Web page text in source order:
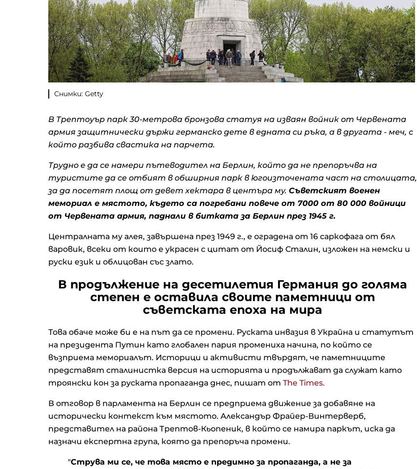
Снимки: Getty
В Трептоуър парк 30-метрова бронзова статуя на изваян войник от Червената
армия защитнически държи германско дете в едната си ръка, а в другата - меч, с
който разбива свастика на парчета.
Трудно е да се намери пътеводител на Берлин, който да не препоръчва на
туристите да се отбият в обширния парк в югоизточената част на столицата,
за да посетят площ от девет хектара в центъра му. Съветският военен
мемориал е мястото, където са погребани повече от 7000 от 80 000 войници
от Червената армия, паднали в битката за Берлин през 1945 г.
Централната му алея, завършена през 1949 г., е оградена от 16 саркофага от бял
варовик, всеки от които е украсен с цитат от Йосиф Сталин, изложен на немски и
руски език и облицован със злато.
В продължение на десетилетия Германия до голяма
степен е оставила своите паметници от
съветската епоха на мира
Това обаче може би е на път да се промени. Руската инвазия в Украйна и статутът
на президента Путин като глобален пария промениха начина, по който се
възприема мемориалът. Историци и активисти твърдят, че паметниците
представят сталинистка версия на историята и продължават да служат като
троянски кон за руската пропаганда днес, пишат от The Times.
В отговор в парламента на Берлин се предприема движение за добавяне на
исторически контекст към мястото. Александър Фрайер-Винтерверб,
представител на района Трептов-Кьопеник, в който се намира паркът, иска да
назначи експертна група, която да препоръча промени.
"Струва ми се, че това място е предимно за пропаганда, а не за